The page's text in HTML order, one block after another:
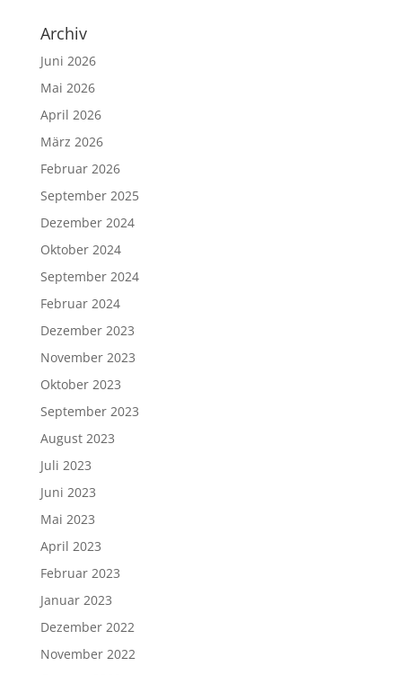
Archiv
Juni 2026
Mai 2026
April 2026
März 2026
Februar 2026
September 2025
Dezember 2024
Oktober 2024
September 2024
Februar 2024
Dezember 2023
November 2023
Oktober 2023
September 2023
August 2023
Juli 2023
Juni 2023
Mai 2023
April 2023
Februar 2023
Januar 2023
Dezember 2022
November 2022